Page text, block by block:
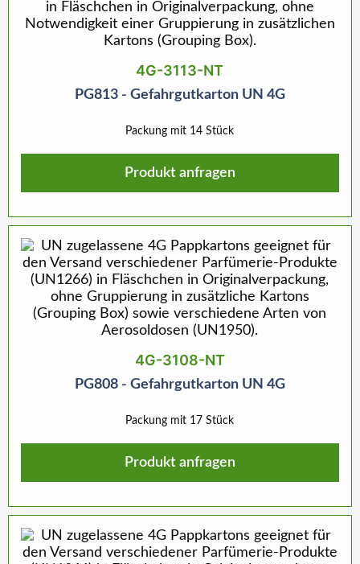
4G-3113-NT
PG813 - Gefahrgutkarton UN 4G
Packung mit 14 Stück
Produkt anfragen
4G-3108-NT
PG808 - Gefahrgutkarton UN 4G
Packung mit 17 Stück
Produkt anfragen